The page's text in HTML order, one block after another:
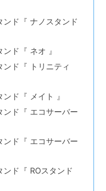
ンド『 ナノスタンド
ド『 ネオ 』
ンド『 トリニティ
ド『 メイト 』
ンド『 エコサーバー
ンド『 エコサーバー
ド『 ROスタンド